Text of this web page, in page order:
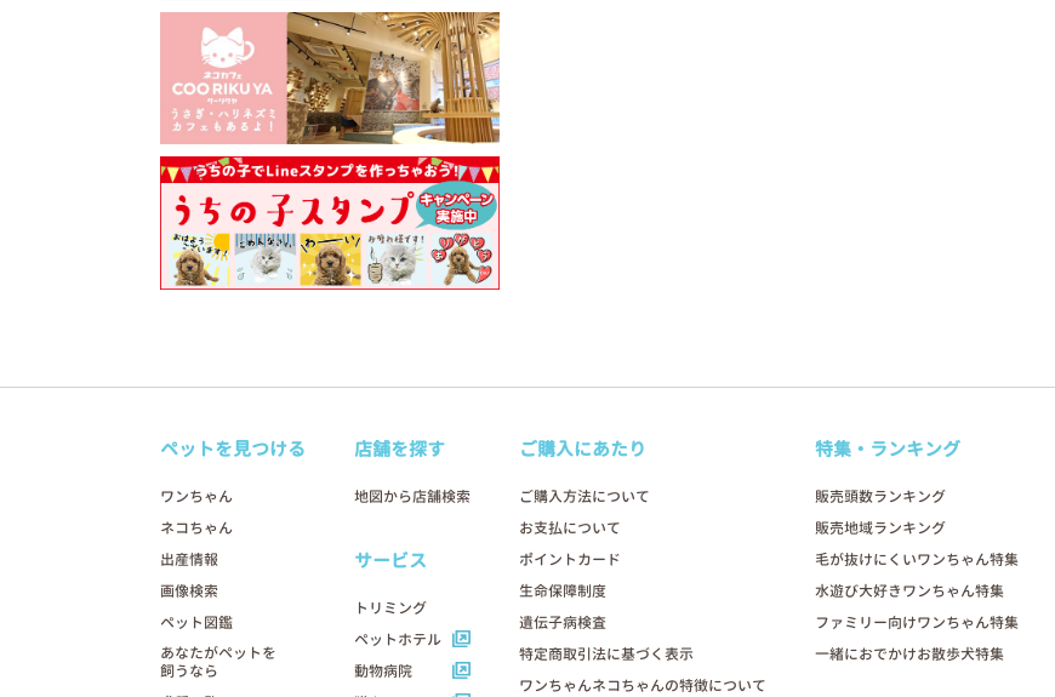
ペットを見つける
ワンちゃん
ネコちゃん
出産情報
画像検索
ペット図鑑
あなたがペットを
飼うなら
店舗を探す
地図から店舗検索
サービス
トリミング
ペットホテル
動物病院
ご購入にあたり
ご購入方法について
お支払について
ポイントカード
生命保障制度
遺伝子病検査
特定商取引法に基づく表示
ワンちゃんネコちゃんの特徴について
特集・ランキング
販売頭数ランキング
販売地域ランキング
毛が抜けにくいワンちゃん特集
水遊び大好きワンちゃん特集
ファミリー向けワンちゃん特集
一緒におでかけお散歩犬特集